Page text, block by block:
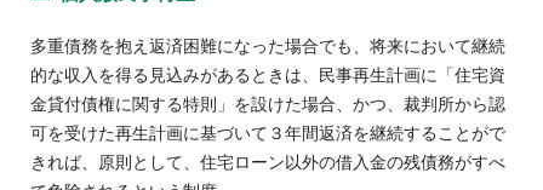
多重債務を抱え返済困難になった場合でも、将来において継続
的な収入を得る見込みがあるときは、民事再生計画に「住宅資
金貸付債権に関する特則」を設けた場合、かつ、裁判所から認
可を受けた再生計画に基づいて３年間返済を継続することがで
きれば、原則として、住宅ローン以外の借入金の残債務がすべ